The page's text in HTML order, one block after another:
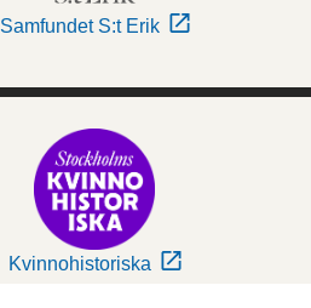
Samfundet S:t Erik
Kvinnohistoriska